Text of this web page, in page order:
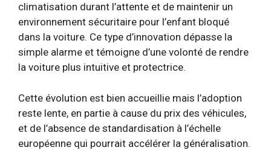
climatisation durant l’attente et de maintenir un
environnement sécuritaire pour l’enfant bloqué
dans la voiture. Ce type d’innovation dépasse la
simple alarme et témoigne d’une volonté de rendre
la voiture plus intuitive et protectrice.
Cette évolution est bien accueillie mais l’adoption
reste lente, en partie à cause du prix des véhicules,
et de l’absence de standardisation à l’échelle
européenne qui pourrait accélérer la généralisation.